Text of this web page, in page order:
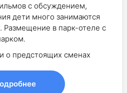
с обсуждением,
дети много занимаются
Размещение в парк-отеле с
о предстоящих сменах